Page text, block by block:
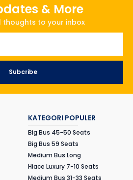
& More
thoughts to your inbox
Subcribe
KATEGORI POPULER
Big Bus 45-50 Seats
Big Bus 59 Seats
Medium Bus Long
Hiace Luxury 7-10 Seats
Medium Bus 31-33 Seats